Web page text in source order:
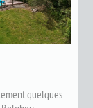
quelques